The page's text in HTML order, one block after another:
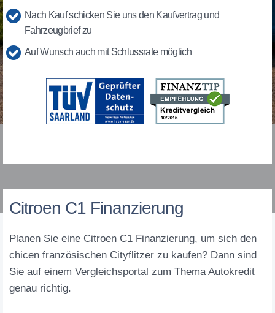
Nach Kauf schicken Sie uns den Kaufvertrag und
Fahrzeugbrief zu
Auf Wunsch auch mit Schlussrate möglich
Citroen C1 Finanzierung
Planen Sie eine Citroen C1 Finanzierung, um sich den
chicen französischen Cityflitzer zu kaufen? Dann sind
Sie auf einem Vergleichsportal zum Thema Autokredit
genau richtig.